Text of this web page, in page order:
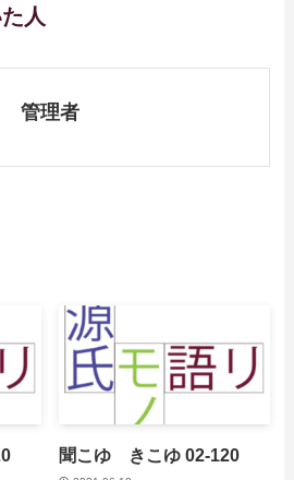
人
管理者
聞こゆ きこゆ 02-120